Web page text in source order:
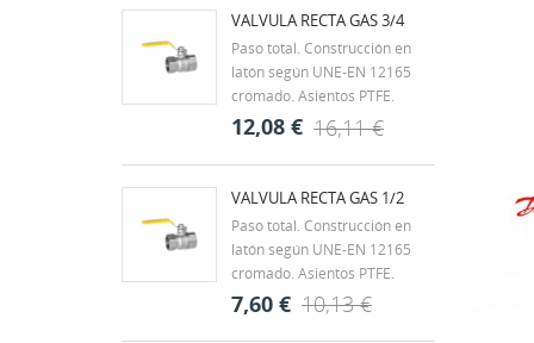
Rango de temperatura -20ºC a
60ºC. Mando palanca de
acero con recubrimiento
DACROMET,...
VALVULA RECTA GAS 3/4
Paso total. Construcción en
latón según UNE-EN 12165
cromado. Asientos PTFE.
Clase MOP 5 (0 a 5 bar).
Juntas de NBR. Extremos
roscados según ISO 7/1 H-H.
Rango de temperatura -20ºC a
DACROMET,...
12,08 € 16,11 €
VALVULA RECTA GAS 1/2
Paso total. Construcción en
latón según UNE-EN 12165
cromado. Asientos PTFE.
Clase MOP 5 (0 a 5 bar).
Juntas de NBR. Extremos
7,60 € 10,13 €